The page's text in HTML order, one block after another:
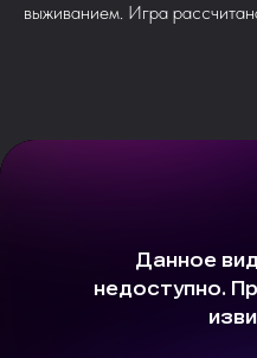
выживанием. Игра